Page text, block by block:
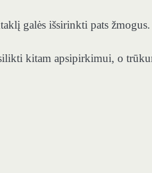
galės išsirinkti pats žmogus.
kitam apsipirkimui, o